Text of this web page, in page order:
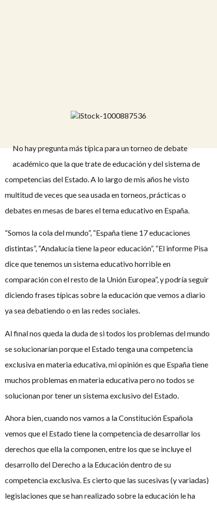
No hay pregunta más típica para un torneo de debate
académico que la que trate de educación y del sistema de
competencias del Estado. A lo largo de mis años he visto
multitud de veces que sea usada en torneos, prácticas o
debates en mesas de bares el tema educativo en España.
“Somos la cola del mundo”, “España tiene 17 educaciones
distintas”, “Andalucía tiene la peor educación”, “El informe Pisa
dice que tenemos un sistema educativo horrible en
comparación con el resto de la Unión Europea”, y podría seguir
diciendo frases típicas sobre la educación que vemos a diario
ya sea debatiendo o en las redes sociales.
Al final nos queda la duda de si todos los problemas del mundo
se solucionarían porque el Estado tenga una competencia
exclusiva en materia educativa, mi opinión es que España tiene
muchos problemas en materia educativa pero no todos se
solucionan por tener un sistema exclusivo del Estado.
Ahora bien, cuando nos vamos a la Constitución Española
vemos que el Estado tiene la competencia de desarrollar los
derechos que ella la componen, entre los que se incluye el
desarrollo del Derecho a la Educación dentro de su
competencia exclusiva. Es cierto que las sucesivas (y variadas)
legislaciones que se han realizado sobre la educación le ha